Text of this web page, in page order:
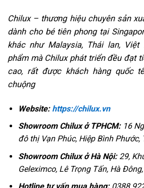
Chilux – thương hiệu chuyên sản
dành cho bé tiên phong tại
khác như Malaysia, Thái lan, Việt
phẩm mà Chilux phát triển đều đạt
cao, rất được khách hàng quốc
chuộng
Website: https://chilux.vn
Showroom Chilux ở TPHCM: 16
đô thị Vạn Phúc, Hiệp Bình Phước,
Showroom Chilux ở Hà Nội:29,
Geleximco, Lê Trọng Tấn, Hà